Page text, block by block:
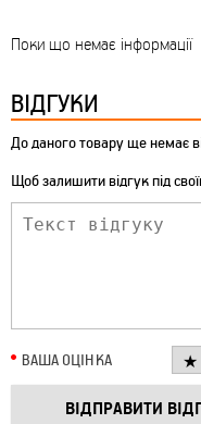
Поки що немає інформації
ВІДГУКИ
До даного товару ще немає
Щоб залишити відгук під
ВАША ОЦІНКА